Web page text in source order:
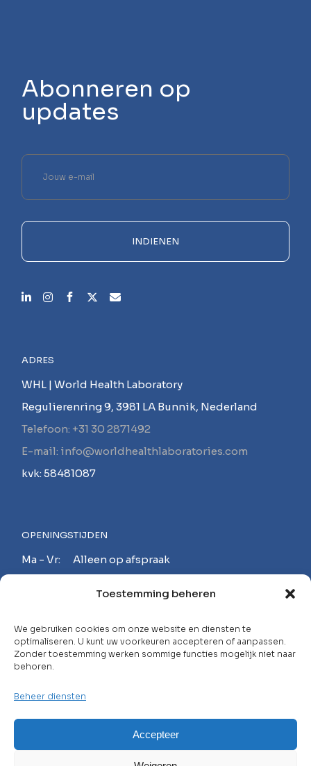
Toestemming beheren
We gebruiken cookies om onze website en diensten te
optimaliseren. U kunt uw voorkeuren accepteren of aanpassen.
Zonder toestemming werken sommige functies mogelijk niet naar
behoren.
Beheer diensten
Accepteer
Abonneren op
updates
Laat
veld
INDIENEN
ADRES
WHL | World Health Laboratory
Regulierenring 9, 3981 LA Bunnik, Nederland
Telefoon: +31 30 2871492
E-mail: info@worldhealthlaboratories.com
kvk: 58481087
OPENINGSTIJDEN
Ma - Vr: Alleen op afspraak
MAAK EEN AFSPRAAK!